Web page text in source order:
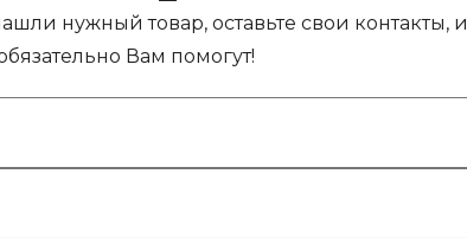
нужный товар, оставьте свои контакты, и
Вам помогут!